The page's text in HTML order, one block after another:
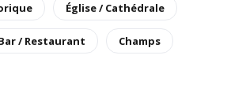
Église / Cathédrale
/ Restaurant Champs